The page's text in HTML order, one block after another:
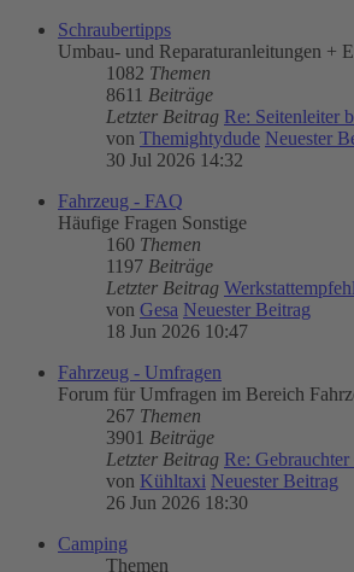
Schraubertipps
Umbau- und Reparaturanleitungen +
1082 Themen
8611 Beiträge
Letzter Beitrag Re: Seitenleiter
von Themightydude Neuester
30 Jul 2026 14:32
Fahrzeug - FAQ
Häufige Fragen Sonstige
160 Themen
1197 Beiträge
Letzter Beitrag
von Gesa Neuester Beitrag
18 Jun 2026 10:47
Fahrzeug - Umfragen
Forum für Umfragen im Bereich
267 Themen
3901 Beiträge
Letzter Beitrag Re:
von Kühltaxi Neuester Beitrag
26 Jun 2026 18:30
Camping
Themen